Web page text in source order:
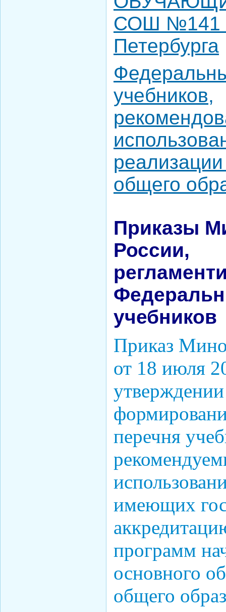
СОШ №141
Петербурга
учебников,
общего
Приказы
России,
учебников
Приказ
от 18 июля
перечня
имеющих
программ
основного
общего